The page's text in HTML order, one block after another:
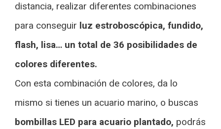
distancia, realizar diferentes combinaciones
para conseguir luz estroboscópica, fundido,
flash, lisa… un total de 36 posibilidades de
colores diferentes.
Con esta combinación de colores, da lo
mismo si tienes un acuario marino, o buscas
bombillas LED para acuario plantado, podrás